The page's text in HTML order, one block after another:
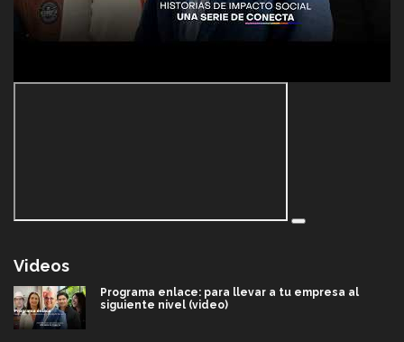
Videos
Programa enlace: para llevar a tu empresa al
siguiente nivel (video)